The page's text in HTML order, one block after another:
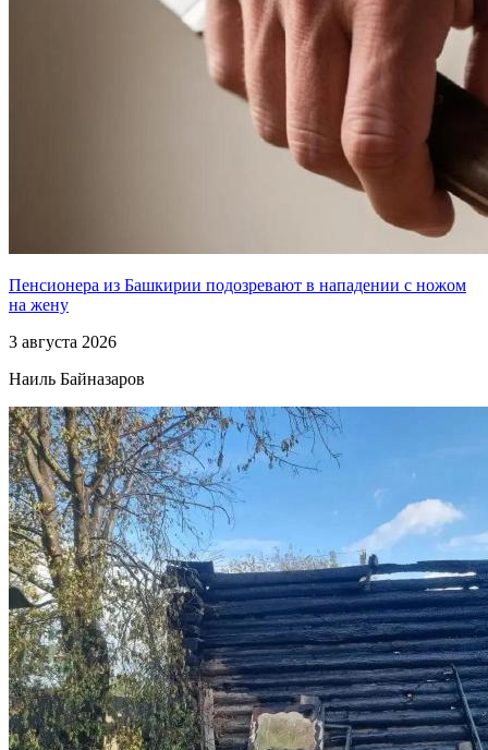
Пенсионера из Башкирии подозревают в нападении с ножом
на жену
3 августа 2026
Наиль Байназаров